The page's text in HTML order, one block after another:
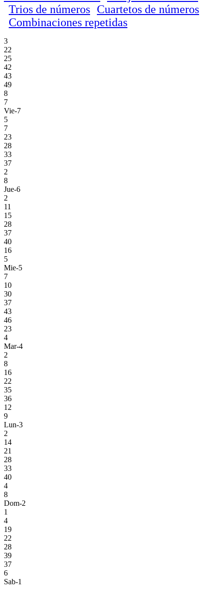
Trios de números Cuartetos de números
Combinaciones repetidas
3
22
25
42
43
49
8
7
Vie-7
5
7
23
28
33
37
2
8
Jue-6
2
11
15
28
37
40
16
5
Mie-5
7
10
30
37
43
46
23
4
Mar-4
2
8
16
22
35
36
12
9
Lun-3
2
14
21
28
33
40
4
8
Dom-2
1
4
19
22
28
39
37
6
Sab-1